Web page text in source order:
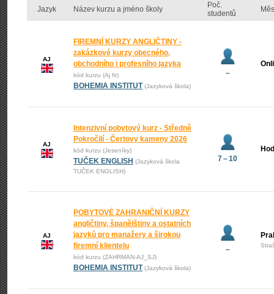
Jazyk Název kurzu a jméno školy
Poč.
studentů
AJ
FIREMNÍ KURZY ANGLIČTINY -
zakázkové kurzy obecného,
obchodního i profesního jazyka
kód kurzu (Aj fir)
BOHEMIA INSTITUT (Jazyková škola)
–
AJ
Intenzivní pobytový kurz - Středně
Pokročilí - Čertovy kameny 2026
kód kurzu (Jeseníky)
TUČEK ENGLISH (Jazyková škola
TUČEK ENGLISH)
7 – 10
AJ
POBYTOVÉ ZAHRANIČNÍ KURZY
angličtiny, španělštiny a ostatních
jazyků pro manažery a širokou
firemní klientelu
kód kurzu (ZAHRMAN-AJ_SJ)
BOHEMIA INSTITUT (Jazyková škola)
–